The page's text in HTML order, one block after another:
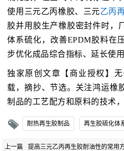
使用三元乙丙橡胶、三元乙丙
胶并用胶生产橡胶密封件时，
体系硫化，改善EPDM胶料在
步优化成品综合指标、延长使用
独家原创文章【商业授权】
载，摘抄、节选。关注鸿运橡
制品的工艺配方和原料的技术
耐热再生胶制品 再生胶硫化体
上一篇
提高三元乙丙再生胶耐油性的常用